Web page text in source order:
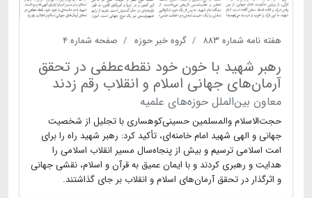
هفته نامه شماره ۸۸۳ گروه خبر حوزه صفحه شماره ۴
رهبر شهید با خون خود نقطه‌عطفی در تحقق
آرمان‌های جهانی اسلام و انقلاب رقم زدند
معاون بین‌الملل حوزه‌های علمیه
حجت‌الاسلام والمسلمین حسینی‌کوهساری با تجلیل از شخصیت
جهانی و الهی شهید امام خامنه‌ای، تأکید کرد: رهبر شهید راه را برای
امت اسلامی ترسیم و بیش از پنجاه‌سال مسیر انقلاب اسلامی را
هدایت و رهبری کردند و با ایمان عمیق به قرآن و اسلام، نقشی جهانی
و اثرگذار در تحقق آرمان‌های اسلام و انقلاب بر جای گذاشتند.